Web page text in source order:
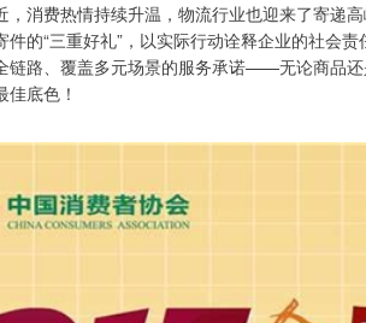
消费热情持续升温，物流行业也迎来了寄递
件的“三重好礼”，以实际行动诠释企业的社会
链路、覆盖多元场景的服务承诺——无论商品
底色！